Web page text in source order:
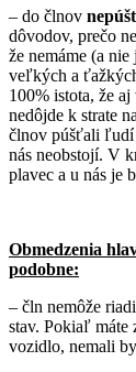
– do člnov
dôvodov, prečo
že nemáme (a
veľkých a
100% istota, že
nedôjde k strate
člnov púšťali ľudí
nás neobstojí. V
plavec a u nás je
Obmedzenia
podobne:
– čln nemôže
stav. Pokiaľ máte
vozidlo, nemali